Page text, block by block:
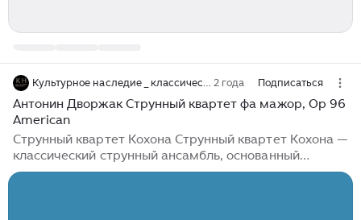
2 года Подписаться
Антонин Дворжак Струнный квартет фа мажор, Op 96
American
Струнный квартет Кохона Струнный квартет Кохона —
классический струнный ансамбль, основанный
американским скрипачом Гарольдом Кохоном. В